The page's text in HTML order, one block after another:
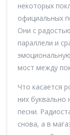
некоторых
официальных
Они с
параллели и
мост между
Что касается
них буквально
песни.
снова, а в